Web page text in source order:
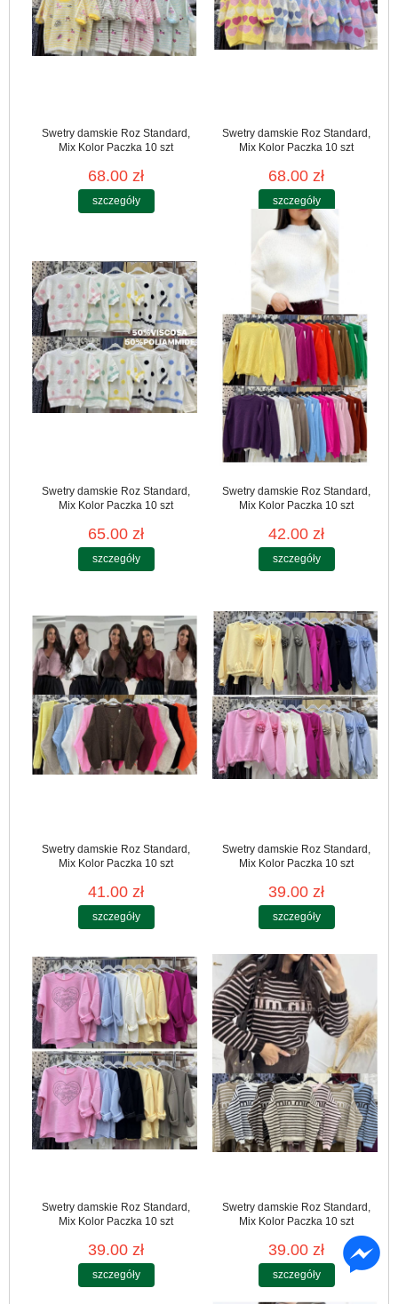
Swetry damskie Roz Standard,
Mix Kolor Paczka 10 szt
68.00 zł
szczegóły
Swetry damskie Roz Standard,
Mix Kolor Paczka 10 szt
68.00 zł
szczegóły
Swetry damskie Roz Standard,
Mix Kolor Paczka 10 szt
65.00 zł
szczegóły
Swetry damskie Roz Standard,
Mix Kolor Paczka 10 szt
42.00 zł
szczegóły
Swetry damskie Roz Standard,
Mix Kolor Paczka 10 szt
41.00 zł
szczegóły
Swetry damskie Roz Standard,
Mix Kolor Paczka 10 szt
39.00 zł
szczegóły
Swetry damskie Roz Standard,
Mix Kolor Paczka 10 szt
39.00 zł
szczegóły
Swetry damskie Roz Standard,
Mix Kolor Paczka 10 szt
39.00 zł
szczegóły